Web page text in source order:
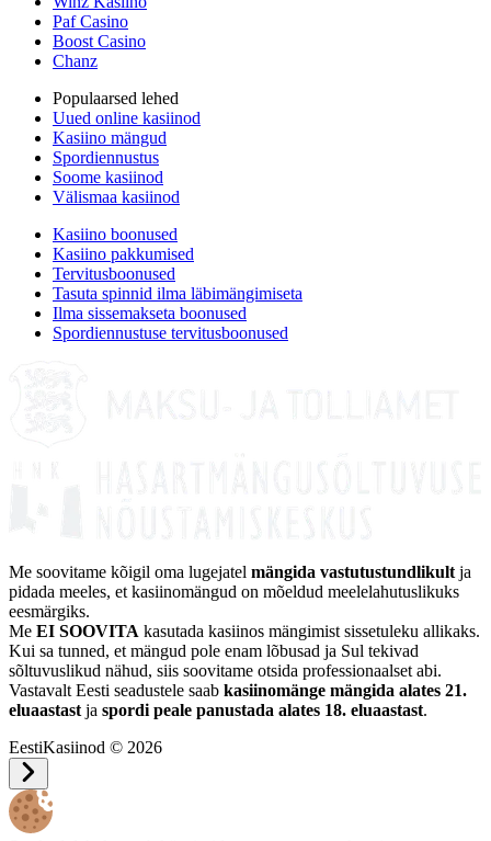
Paf Casino
Boost Casino
Chanz
Populaarsed lehed
Uued online kasiinod
Kasiino mängud
Spordiennustus
Soome kasiinod
Välismaa kasiinod
Kasiino boonused
Kasiino pakkumised
Tervitusboonused
Tasuta spinnid ilma läbimängimiseta
Ilma sissemakseta boonused
Spordiennustuse tervitusboonused
Me soovitame kõigil oma lugejatel mängida vastutustundlikult ja
pidada meeles, et kasiinomängud on mõeldud meelelahutuslikuks
eesmärgiks.
Me EI SOOVITA kasutada kasiinos mängimist sissetuleku allikaks.
Kui sa tunned, et mängud pole enam lõbusad ja Sul tekivad
sõltuvuslikud nähud, siis soovitame otsida professionaalset abi.
Vastavalt Eesti seadustele saab kasiinomänge mängida alates 21.
eluaastast ja spordi peale panustada alates 18. eluaastast.
EestiKasiinod © 2026